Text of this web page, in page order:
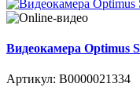
Видеокамера Optimus
Артикул: В0000021334